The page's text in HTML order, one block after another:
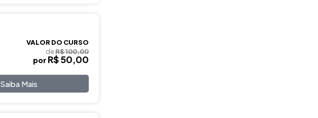
VALOR DO CURSO
deR$ 100,00
por R$ 50,00
Saiba Mais